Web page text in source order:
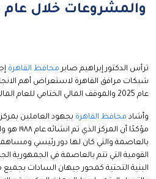
والمشروعات خلال عام ٢٠٢٥
ترأس الدكتور إبراهيم صابر محافظ القاهرة
شبكات مرافق القاهرة لاستعراض أهم
عام 2025 والموقف المالي الختامي للعام المالى 2024 /2025.
وأشاد محافظ القاهرة بجهود العاملين
مؤكدًا أن
بالعاصمة والتي كان لها دور رئيسي
القومية التي تتم بالعاصمة في الجمهورية
البنية التحتية كمحور جيهان السادات بجميع